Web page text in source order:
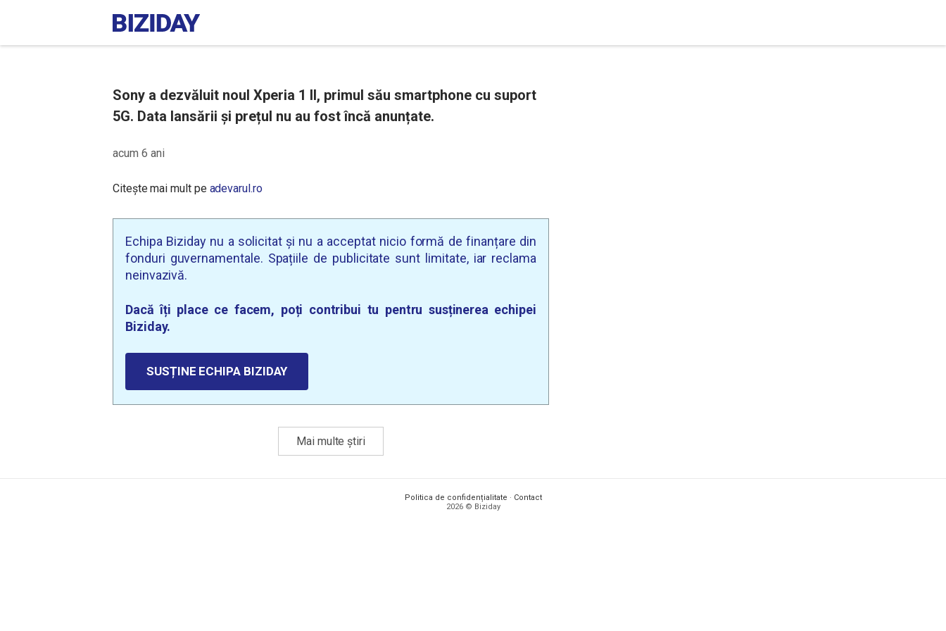
Sony a dezvăluit noul Xperia 1 II, primul său smartphone cu suport
5G. Data lansării și prețul nu au fost încă anunțate.
acum 6 ani
Citește mai mult pe adevarul.ro
Echipa Biziday nu a solicitat și nu a acceptat nicio formă de finanțare din
fonduri guvernamentale. Spațiile de publicitate sunt limitate, iar reclama
neinvazivă.
Dacă îți place ce facem, poți contribui tu pentru susținerea echipei
Biziday.
SUSȚINE ECHIPA BIZIDAY
Mai multe știri
Politica de confidențialitate · Contact
2026 © Biziday